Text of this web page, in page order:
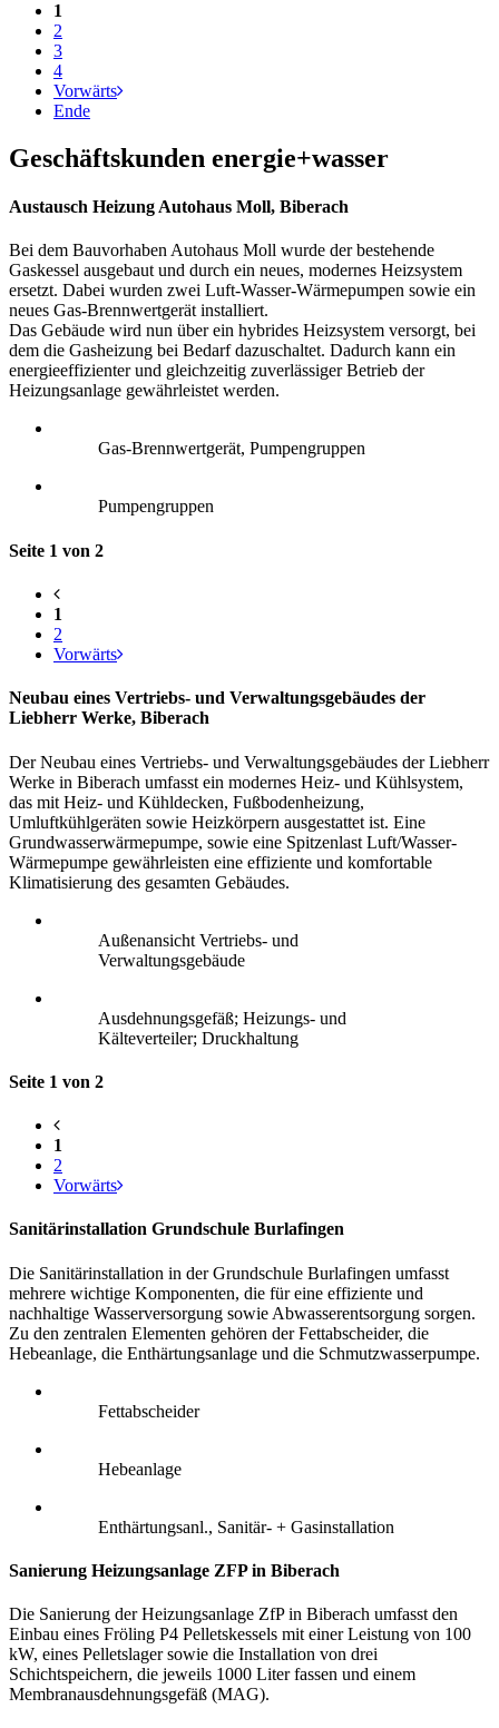
1
2
3
4
Vorwärts
Ende
Geschäftskunden energie+wasser
Austausch Heizung Autohaus Moll, Biberach
Bei dem Bauvorhaben Autohaus Moll wurde der bestehende
Gaskessel ausgebaut und durch ein neues, modernes Heizsystem
ersetzt. Dabei wurden zwei Luft-Wasser-Wärmepumpen sowie ein
neues Gas-Brennwertgerät installiert.
Das Gebäude wird nun über ein hybrides Heizsystem versorgt, bei
dem die Gasheizung bei Bedarf dazuschaltet. Dadurch kann ein
energieeffizienter und gleichzeitig zuverlässiger Betrieb der
Heizungsanlage gewährleistet werden.
Gas-Brennwertgerät, Pumpengruppen
Pumpengruppen
Seite 1 von 2
1
2
Vorwärts
Neubau eines Vertriebs- und Verwaltungsgebäudes der
Liebherr Werke, Biberach
Der Neubau eines Vertriebs- und Verwaltungsgebäudes der Liebherr
Werke in Biberach umfasst ein modernes Heiz- und Kühlsystem,
das mit Heiz- und Kühldecken, Fußbodenheizung,
Umluftkühlgeräten sowie Heizkörpern ausgestattet ist. Eine
Grundwasserwärmepumpe, sowie eine Spitzenlast Luft/Wasser-
Wärmepumpe gewährleisten eine effiziente und komfortable
Klimatisierung des gesamten Gebäudes.
Außenansicht Vertriebs- und
Verwaltungsgebäude
Ausdehnungsgefäß; Heizungs- und
Kälteverteiler; Druckhaltung
Seite 1 von 2
1
2
Vorwärts
Sanitärinstallation Grundschule Burlafingen
Die Sanitärinstallation in der Grundschule Burlafingen umfasst
mehrere wichtige Komponenten, die für eine effiziente und
nachhaltige Wasserversorgung sowie Abwasserentsorgung sorgen.
Zu den zentralen Elementen gehören der Fettabscheider, die
Hebeanlage, die Enthärtungsanlage und die Schmutzwasserpumpe.
Fettabscheider
Hebeanlage
Enthärtungsanl., Sanitär- + Gasinstallation
Sanierung Heizungsanlage ZFP in Biberach
Die Sanierung der Heizungsanlage ZfP in Biberach umfasst den
Einbau eines Fröling P4 Pelletskessels mit einer Leistung von 100
kW, eines Pelletslager sowie die Installation von drei
Schichtspeichern, die jeweils 1000 Liter fassen und einem
Membranausdehnungsgefäß (MAG).